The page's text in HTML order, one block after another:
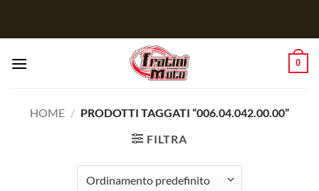
0
HOME / PRODOTTI TAGGATI “006.04.042.00.00”
FILTRA